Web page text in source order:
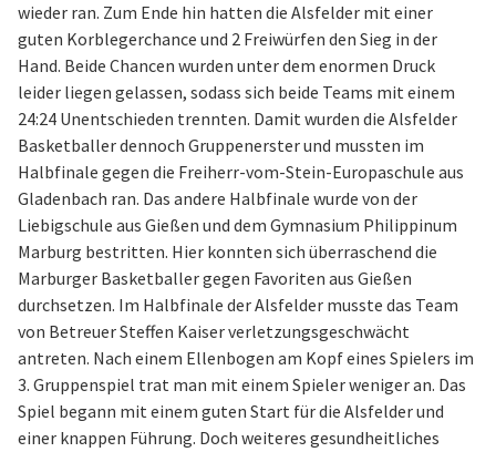
wieder ran. Zum Ende hin hatten die Alsfelder mit einer
guten Korblegerchance und 2 Freiwürfen den Sieg in der
Hand. Beide Chancen wurden unter dem enormen Druck
leider liegen gelassen, sodass sich beide Teams mit einem
24:24 Unentschieden trennten. Damit wurden die Alsfelder
Basketballer dennoch Gruppenerster und mussten im
Halbfinale gegen die Freiherr-vom-Stein-Europaschule aus
Gladenbach ran. Das andere Halbfinale wurde von der
Liebigschule aus Gießen und dem Gymnasium Philippinum
Marburg bestritten. Hier konnten sich überraschend die
Marburger Basketballer gegen Favoriten aus Gießen
durchsetzen. Im Halbfinale der Alsfelder musste das Team
von Betreuer Steffen Kaiser verletzungsgeschwächt
antreten. Nach einem Ellenbogen am Kopf eines Spielers im
3. Gruppenspiel trat man mit einem Spieler weniger an. Das
Spiel begann mit einem guten Start für die Alsfelder und
einer knappen Führung. Doch weiteres gesundheitliches